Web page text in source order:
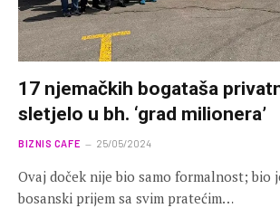
17 njemačkih bogataša
sletjelo u bh. ‘grad milionera’
BIZNIS CAFE 25/05/2024
Ovaj doček nije bio samo formalnost; bio
bosanski prijem sa svim pratećim…